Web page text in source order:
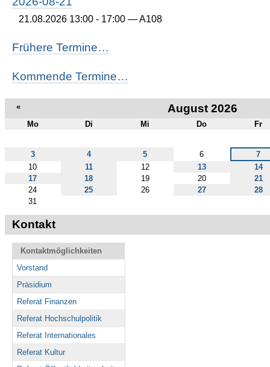
21.08.2026 13:00 - 17:00 — A108
Frühere Termine…
Kommende Termine…
« August 2026
Mo Di Mi Do Fr
3 4 5 6
7
10
11 12 13
14
17
18 19 20
21
24
25 26 27
28
31
Kontakt
Kontaktmöglichkeiten
Vorstand
Präsidium
Referat Finanzen
Referat Hochschulpolitik
Referat Internationales
Referat Kultur